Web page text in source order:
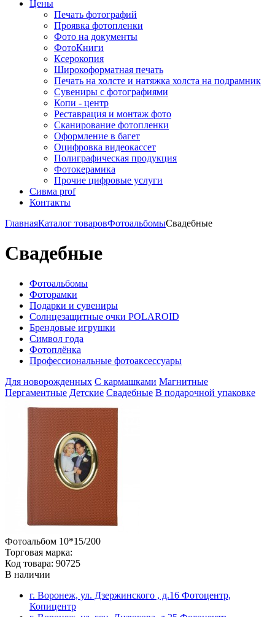
Цены
Печать фотографий
Проявка фотопленки
Фото на документы
ФотоКниги
Ксерокопия
Широкоформатная печать
Печать на холсте и натяжка холста на подрамник
Сувениры с фотографиями
Копи - центр
Реставрация и монтаж фото
Сканирование фотопленки
Оформление в багет
Оцифровка видеокассет
Полиграфическая продукция
Фотокерамика
Прочие цифровые услуги
Сивма prof
Контакты
ГлавнаяКаталог товаровФотоальбомыСвадебные
Свадебные
Фотоальбомы
Фоторамки
Подарки и сувениры
Солнцезащитные очки POLAROID
Брендовые игрушки
Символ года
Фотоплёнка
Профессиональные фотоаксессуары
Для новорожденных С кармашками Магнитные
Пергаментные Детские Свадебные В подарочной упаковке
Фотоальбом 10*15/200
Торговая марка:
Код товара: 90725
В наличии
г. Воронеж, ул. Дзержинского , д.16 Фотоцентр,
Копицентр